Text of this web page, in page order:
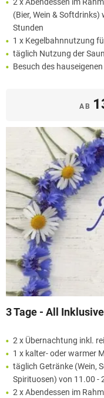
(Bier, Wein &
Stunden
1 x Kegelbahnnutzung
täglich Nutzung der
Besuch des
AB
3 Tage - All Inklusive
2 x Übernachtung inkl.
1 x kalter- oder warmer
täglich Getränke (Wein,
Spirituosen) von 11.00 -
2 x Abendessen im